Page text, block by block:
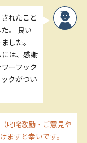
れたこと
。 良い
した。
は、感謝
ーフック
クがつい
叱咤激励・ご意見や
ますと幸いです。